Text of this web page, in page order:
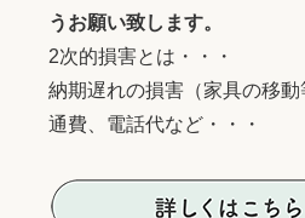
うお願い致します。
2次的損害とは・・・
納期遅れの損害（家具の移
通費、電話代など・・・